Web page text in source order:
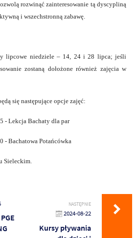
rozwinąć zainteresowanie tą dyscypliną
i wszechstronną zabawę.
lipcowe niedziele – 14, 24 i 28 lipca; jeśli
zostaną dołożone również zajęcia w
się następujące opcje zajęć:
- Lekcja Bachaty dla par
- Bachatowa Potańcówka
Sieleckim.
NASTĘPNIE
2024-08-22
Kursy pływania